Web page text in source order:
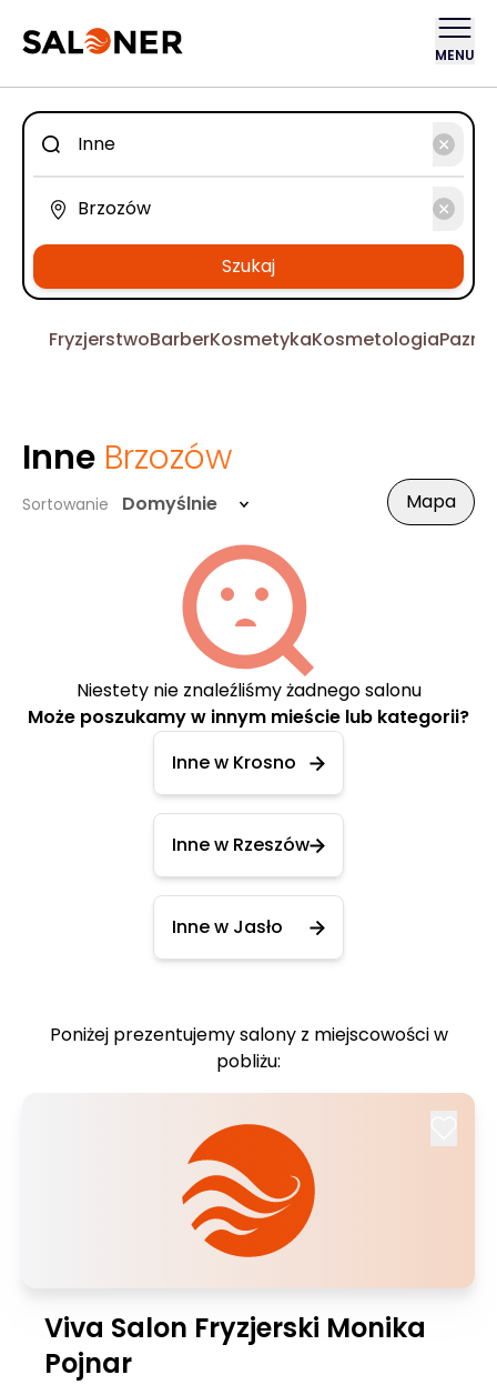
MENU
Szukaj
FryzjerstwoBarberKosmetykaKosmetologia
Inne Brzozów
Sortowanie Domyślnie Mapa
Niestety nie znaleźliśmy żadnego salonu
Może poszukamy w innym mieście lub kategorii?
Inne w Krosno
Inne w Rzeszów
Inne w Jasło
Poniżej prezentujemy salony z miejscowości w
pobliżu:
Viva Salon Fryzjerski Monika
Pojnar